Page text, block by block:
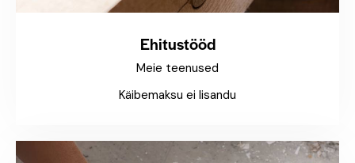
Ehitustööd
Meie teenused
Käibemaksu ei lisandu